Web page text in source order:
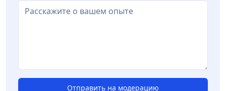
Отправить на модерацию